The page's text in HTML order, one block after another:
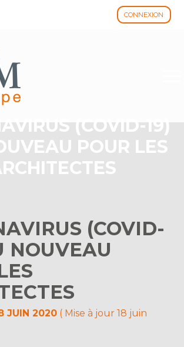
CONNEXION
(COVID-19)
POUR LES
(COVID-
NOUVEAU
JUIN 2020 ( Mise à jour 18 juin